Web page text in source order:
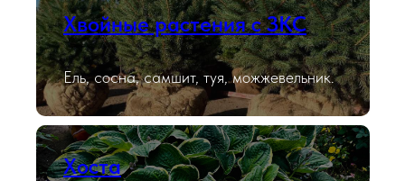
Хвойные растения с ЗКС
Ель, сосна, самшит, туя, можжевельник.
Хоста